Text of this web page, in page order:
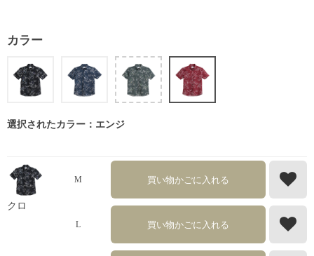
カラー
選択されたカラー：エンジ
クロ
M 買い物かごに入れる
L 買い物かごに入れる